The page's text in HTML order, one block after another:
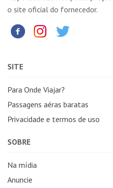
o site oficial do fornecedor.
SITE
Para Onde Viajar?
Passagens aéras baratas
Privacidade e termos de uso
SOBRE
Na mídia
Anuncie